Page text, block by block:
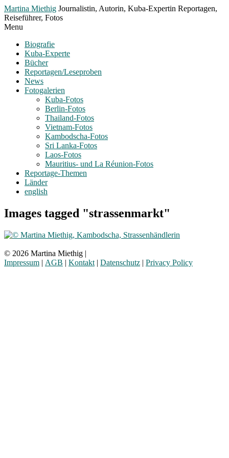
Toggle
Menu
Martina Miethig Journalistin, Autorin, Kuba-Expertin Reportagen,
Reiseführer, Fotos
Menu
Biografie
Kuba-Experte
Bücher
Reportagen/Leseproben
News
Fotogalerien
Kuba-Fotos
Berlin-Fotos
Thailand-Fotos
Vietnam-Fotos
Kambodscha-Fotos
Sri Lanka-Fotos
Laos-Fotos
Mauritius- und La Réunion-Fotos
Reportage-Themen
Länder
english
Images tagged "strassenmarkt"
© 2026 Martina Miethig |
Impressum | AGB | Kontakt | Datenschutz | Privacy Policy